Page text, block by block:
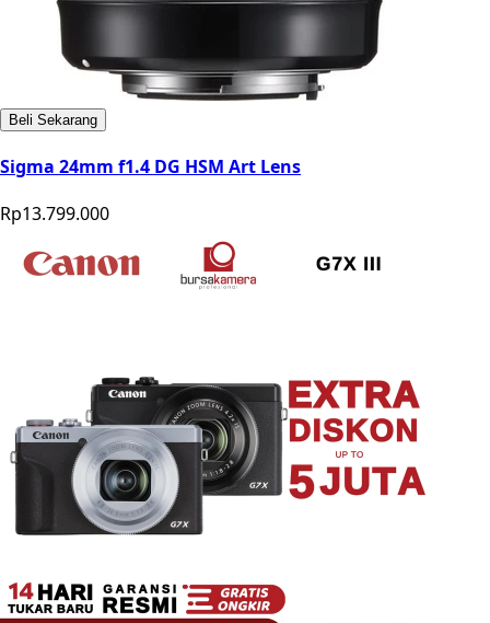
Beli Sekarang
Sigma 24mm f1.4 DG HSM Art Lens
Rp13.799.000